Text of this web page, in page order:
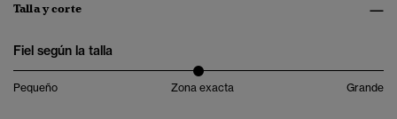
Talla y corte
Fiel según la talla
Pequeño Zona exacta Grande